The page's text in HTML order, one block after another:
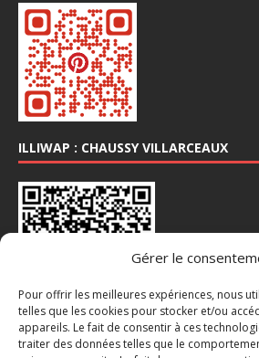
Gérer le
Pour offrir les meilleures expériences, nous
telles que les cookies pour stocker et/ou
appareils. Le fait de consentir à ces
traiter des données telles que le
ILLIWAP : CHAUSSY VILLARCEAUX
INSTA : @CHAUSSY_VILLARCEAUX